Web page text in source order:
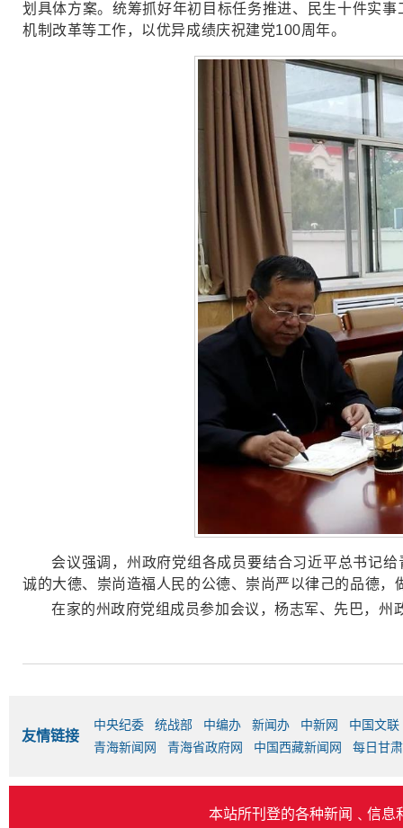
划具体方案。统筹抓好年初目标任务推进、民生十件实
机制改革等工作，以优异成绩庆祝建党100周年。
会议强调，州政府党组各成员要结合习近平总书记
诚的大德、崇尚造福人民的公德、崇尚严以律己的品德
在家的州政府党组成员参加会议，杨志军、先巴，州
友情链接
中央纪委 统战部 中编办 新闻办 中新网
中国文联
青海新闻网
青海省政府网 中国西藏新闻网 每日甘
本站所刊登的各种新闻﹑信息